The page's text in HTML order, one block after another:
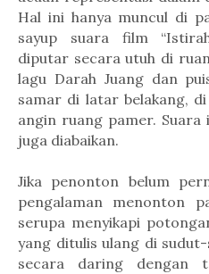
Hal ini hanya muncul di
sayup suara film
diputar secara utuh di
lagu Darah Juang dan
samar di latar belakang,
angin ruang pamer. Suara
juga diabaikan.
Jika penonton belum
pengalaman menonton
serupa menyikapi
yang ditulis ulang di
secara daring dengan